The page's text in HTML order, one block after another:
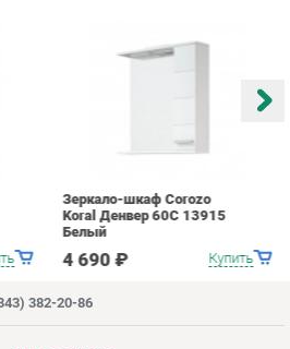
О проекте
Контакты
Дизайн
Доставка и Оплата
Скидки и Акции